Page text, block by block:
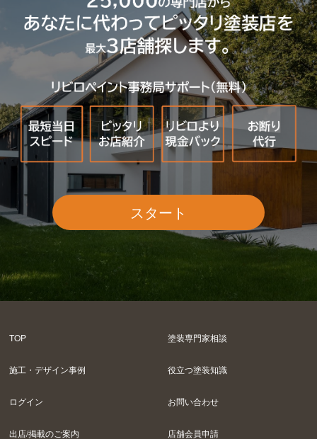
スタート
TOP 塗装専門家相談
施工・デザイン事例 役立つ塗装知識
ログイン お問い合わせ
出店/掲載のご案内 店舗会員申請